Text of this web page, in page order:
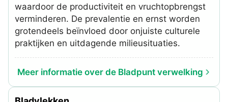
waardoor de productiviteit en vruchtopbrengst
verminderen. De prevalentie en ernst worden
grotendeels beïnvloed door onjuiste culturele
praktijken en uitdagende milieusituaties.
Meer informatie over de Bladpunt verwelking